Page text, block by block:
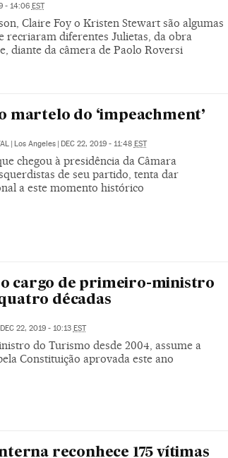
- 14:06 EST
Claire Foy o Kristen Stewart são algumas
recriaram diferentes Julietas, da obra
diante da câmera de Paolo Roversi
martelo do ‘impeachment’
| Los Angeles | DEC 22, 2019 - 11:48 EST
chegou à presidência da Câmara
de seu partido, tenta dar
a este momento histórico
cargo de primeiro-ministro
décadas
DEC 22, 2019 - 10:13 EST
do Turismo desde 2004, assume a
Constituição aprovada este ano
reconhece 175 vítimas